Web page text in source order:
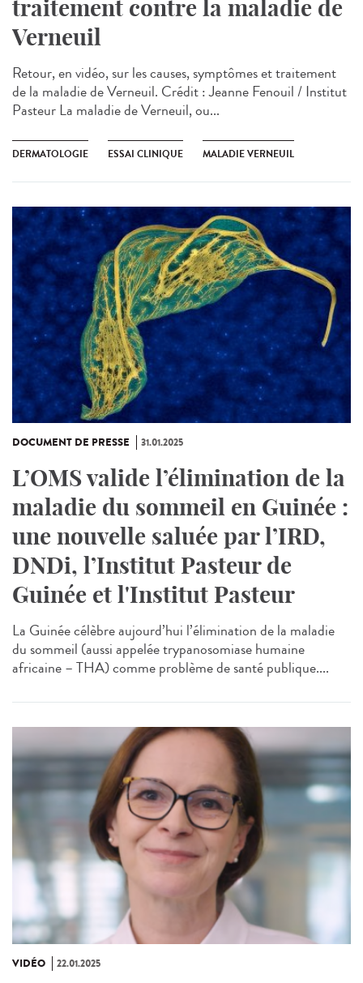
traitement contre la maladie de
Verneuil
Retour, en vidéo, sur les causes, symptômes et traitement
de la maladie de Verneuil. Crédit : Jeanne Fenouil / Institut
Pasteur La maladie de Verneuil, ou...
DERMATOLOGIE ESSAI CLINIQUE MALADIE VERNEUIL
DOCUMENT DE PRESSE 31.01.2025
L’OMS valide l’élimination de la
maladie du sommeil en Guinée :
une nouvelle saluée par l’IRD,
DNDi, l’Institut Pasteur de
Guinée et l'Institut Pasteur
La Guinée célèbre aujourd’hui l’élimination de la maladie
du sommeil (aussi appelée trypanosomiase humaine
africaine – THA) comme problème de santé publique....
VIDÉO 22.01.2025